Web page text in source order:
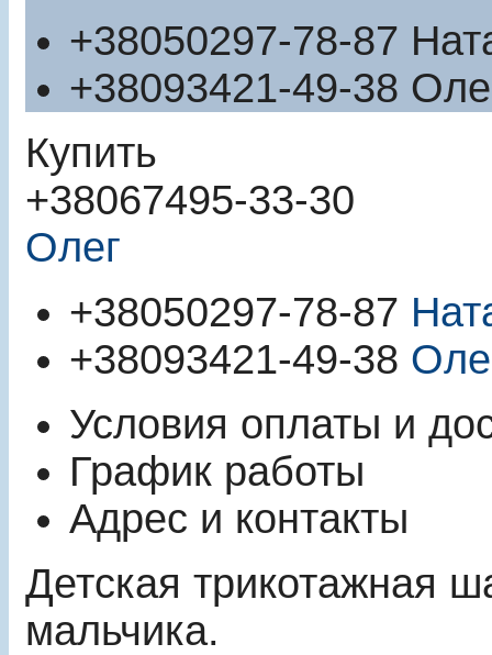
+38050297-78-87
+38093421-49-38
Купить
+38067495-33-30
Олег
+38050297-78-87
+38093421-49-38
Условия оплаты и
График работы
Адрес и контакты
Детская трикотажная
мальчика.